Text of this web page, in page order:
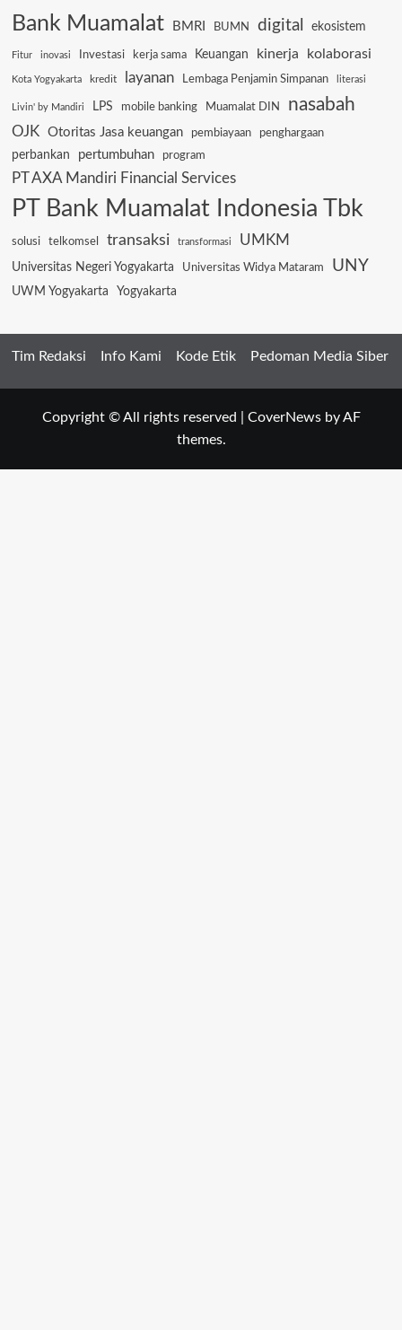
Bank Muamalat BMRI BUMN digital ekosistem
Fitur inovasi Investasi kerja sama Keuangan kinerja kolaborasi
Kota Yogyakarta kredit layanan Lembaga Penjamin Simpanan literasi
Livin' by Mandiri LPS mobile banking Muamalat DIN nasabah
OJK Otoritas Jasa keuangan pembiayaan
penghargaan
perbankan
pertumbuhan program
PT AXA Mandiri Financial Services
PT Bank Muamalat Indonesia Tbk
solusi telkomsel transaksi transformasi UMKM
Universitas Negeri Yogyakarta Universitas Widya Mataram UNY
UWM Yogyakarta Yogyakarta
Tim Redaksi Info Kami Kode Etik Pedoman Media Siber
Copyright © All rights reserved CoverNewsby AF
themes.